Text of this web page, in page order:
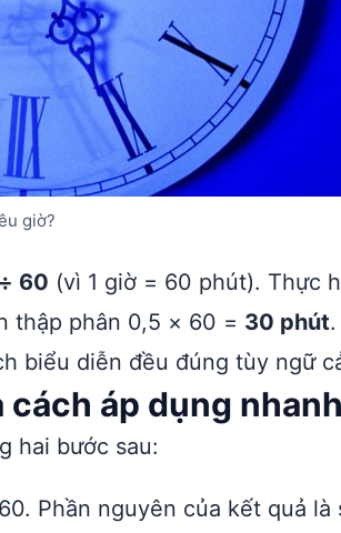
giờ?
60 (vì 1 giờ = 60 phút). Thực
thập phân 0,5 × 60 = 30 phút
biểu diễn đều đúng tùy ngữ
áp dụng nhanh
hai bước sau:
Phần nguyên của kết quả là